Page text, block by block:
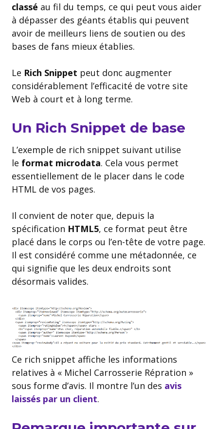
classé au fil du temps, ce qui peut vous aider
à dépasser des géants établis qui peuvent
avoir de meilleurs liens de soutien ou des
bases de fans mieux établies.
Le Rich Snippet peut donc augmenter
considérablement l’efficacité de votre site
Web à court et à long terme.
Un Rich Snippet de base
L’exemple de rich snippet suivant utilise
le format microdata. Cela vous permet
essentiellement de le placer dans le code
HTML de vos pages.
Il convient de noter que, depuis la
spécification HTML5, ce format peut être
placé dans le corps ou l’en-tête de votre page.
Il est considéré comme une métadonnée, ce
qui signifie que les deux endroits sont
désormais valides.
Ce rich snippet affiche les informations
relatives à « Michel Carrosserie Répration »
sous forme d’avis. Il montre l’un des avis
laissés par un client.